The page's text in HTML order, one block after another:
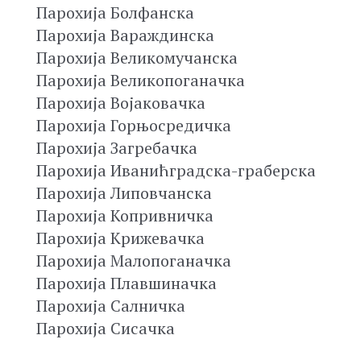
Парохија Болфанска
Парохија Вараждинска
Парохија Великомучанска
Парохија Великопоганачка
Парохија Војаковачка
Парохија Горњосредичка
Парохија Загребачка
Парохија Иванићградска-граберска
Парохија Липовчанска
Парохија Копривничка
Парохија Крижевачка
Парохија Малопоганачка
Парохија Плавшиначка
Парохија Салничка
Парохија Сисачка